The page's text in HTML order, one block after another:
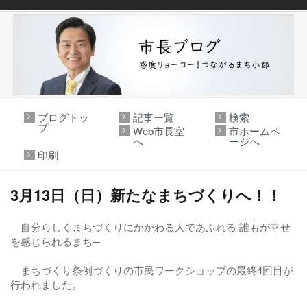
ブログトッ
プ
記事一覧
検索
Web市長室
へ
市ホームペ
ージへ
印刷
3月13日（日）新たなまちづくりへ！！
自分らしくまちづくりにかかわる人であふれる 誰もが幸せ
を感じられるまち─
まちづくり条例づくりの市民ワークショップの最終4回目が
行われました。